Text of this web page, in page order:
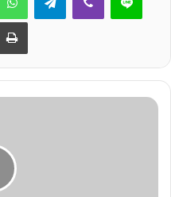
Email Print